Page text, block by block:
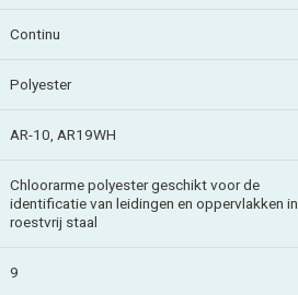
Continu
Polyester
AR-10, AR19WH
Chloorarme polyester geschikt voor de
identificatie van leidingen en oppervlakken in
roestvrij staal
9